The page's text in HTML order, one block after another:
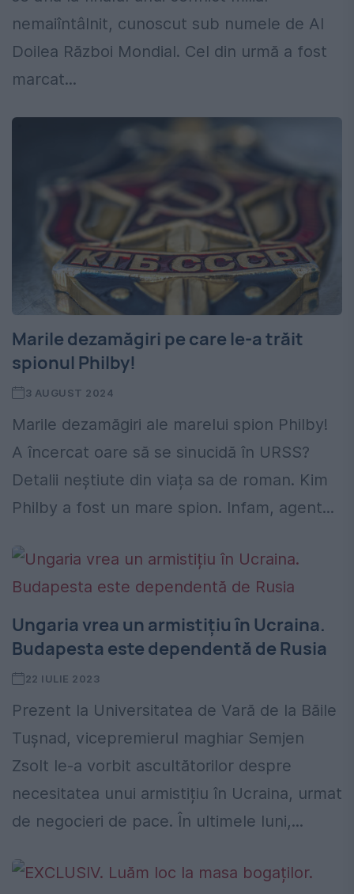
nemaiîntâlnit, cunoscut sub numele de Al
Doilea Război Mondial. Cel din urmă a fost
marcat...
Marile dezamăgiri pe care le-a trăit
spionul Philby!
3 AUGUST 2024
Marile dezamăgiri ale marelui spion Philby!
A încercat oare să se sinucidă în URSS?
Detalii neștiute din viața sa de roman. Kim
Philby a fost un mare spion. Infam, agent...
Ungaria vrea un armistițiu în Ucraina.
Budapesta este dependentă de Rusia
22 IULIE 2023
Prezent la Universitatea de Vară de la Băile
Tușnad, vicepremierul maghiar Semjen
Zsolt le-a vorbit ascultătorilor despre
necesitatea unui armistițiu în Ucraina, urmat
de negocieri de pace. În ultimele luni,...